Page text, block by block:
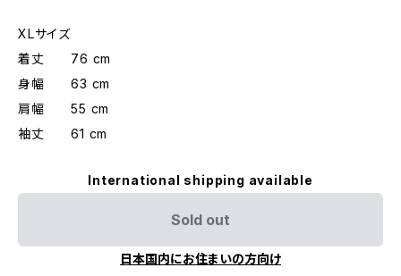
XLサイズ
着丈 76 cm
身幅 63 cm
肩幅 55 cm
袖丈 61 cm
International shipping available
Sold out
日本国内にお住まいの方向け